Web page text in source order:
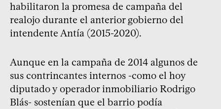
habilitaron la promesa de campaña del
realojo durante el anterior gobierno del
intendente Antía (2015-2020).
Aunque en la campaña de 2014 algunos de
sus contrincantes internos -como el hoy
diputado y operador inmobiliario Rodrigo
Blás- sostenían que el barrio podía